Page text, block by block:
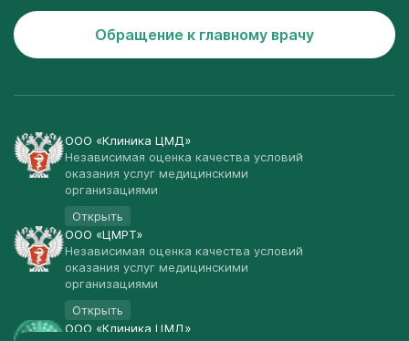
Обращение к главному врачу
ООО «Клиника ЦМД»
Независимая оценка качества условий
оказания услуг медицинскими
организациями
Открыть
ООО «ЦМРТ»
Независимая оценка качества условий
оказания услуг медицинскими
организациями
Открыть
ООО «Клиника ЦМД»